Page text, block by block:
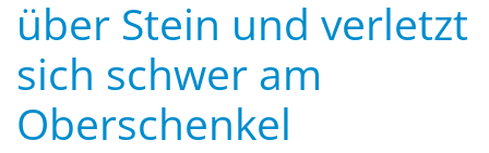
über Stein und verletzt
sich schwer am
Oberschenkel